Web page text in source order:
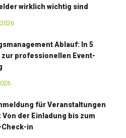
wirklich wichtig sind
Ablauf: In 5
professionellen Event-
für Veranstaltungen
der Einladung bis zum
Check-in